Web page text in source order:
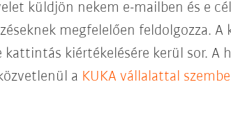
küldjön nekem e-mailben és e
megfelelően feldolgozza. A
kiértékelésére kerül sor. A
a KUKA vállalattal